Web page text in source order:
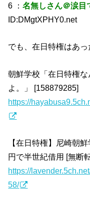
6 ：名無しさん＠涙目
ID:DMgtXPHY0.net
でも、在日特権はあ
朝鮮学校「在日特権
よ。」 [158879285]
https://
【在日特権】尼崎朝
円で半世紀借用 [無断
https://
58/